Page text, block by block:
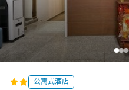
公寓式酒店